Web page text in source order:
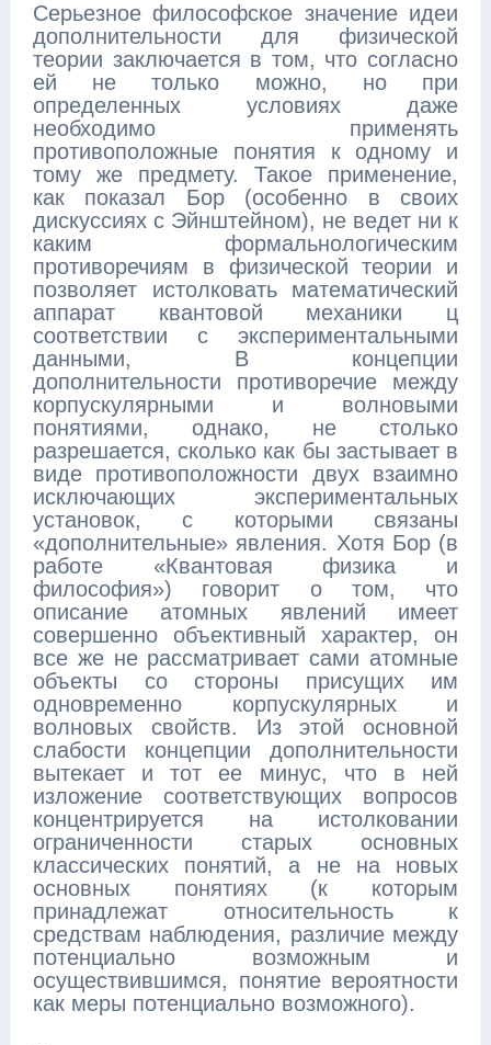
Серьезное философское значение идеи
дополнительности для физической
теории заключается в том, что согласно
ей не только можно, но при
определенных условиях даже
необходимо применять
противоположные понятия к одному и
тому же предмету. Такое применение,
как показал Бор (особенно в своих
дискуссиях с Эйнштейном), не ведет ни к
каким формальнологическим
противоречиям в физической теории и
позволяет истолковать математический
аппарат квантовой механики ц
соответствии с экспериментальными
данными, В концепции
дополнительности противоречие между
корпускулярными и волновыми
понятиями, однако, не столько
разрешается, сколько как бы застывает в
виде противоположности двух взаимно
исключающих экспериментальных
установок, с которыми связаны
«дополнительные» явления. Хотя Бор (в
работе «Квантовая физика и
философия») говорит о том, что
описание атомных явлений имеет
совершенно объективный характер, он
все же не рассматривает сами атомные
объекты со стороны присущих им
одновременно корпускулярных и
волновых свойств. Из этой основной
слабости концепции дополнительности
вытекает и тот ее минус, что в ней
изложение соответствующих вопросов
концентрируется на истолковании
ограниченности старых основных
классических понятий, а не на новых
основных понятиях (к которым
принадлежат относительность к
средствам наблюдения, различие между
потенциально возможным и
осуществившимся, понятие вероятности
как меры потенциально возможного).